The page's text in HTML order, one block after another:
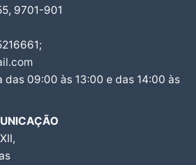
9701-901
das 09:00 às 13:00 e das 14:00 às